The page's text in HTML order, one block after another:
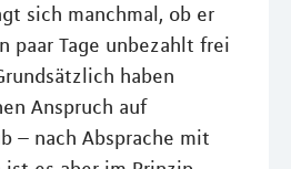
sich manchmal, ob er
paar Tage unbezahlt frei
haben
Anspruch auf
– nach Absprache mit